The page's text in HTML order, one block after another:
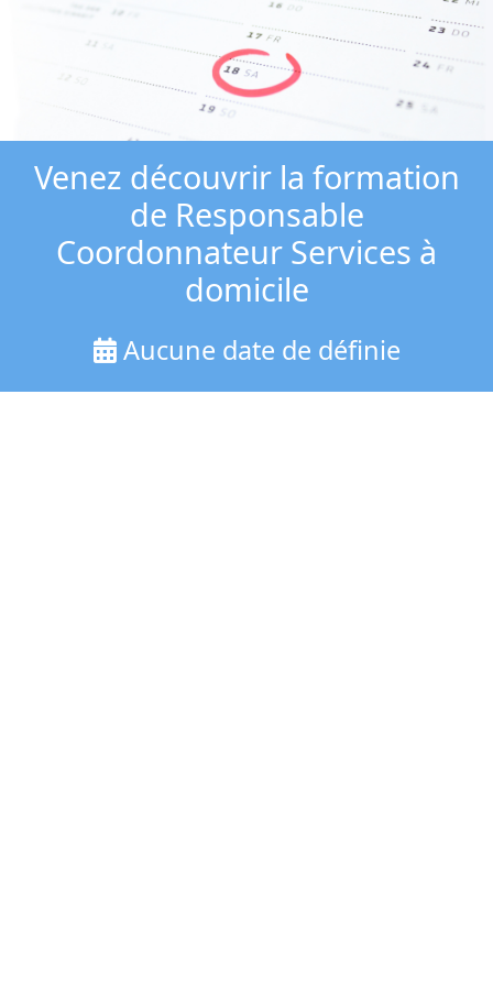
Venez découvrir la formation
de Responsable
Coordonnateur Services à
domicile
Aucune date de définie